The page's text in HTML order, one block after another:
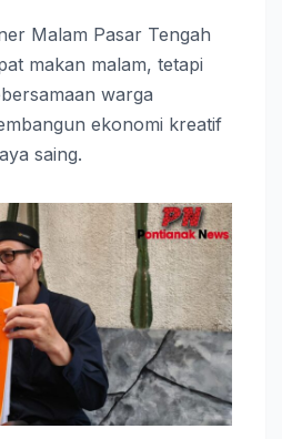
Malam Pasar Tengah
makan malam, tetapi
warga
ekonomi kreatif
saing.